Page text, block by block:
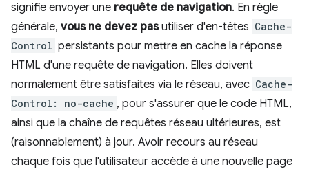
signifie envoyer une requête de navigation. En règle
générale, vous ne devez pasutiliser d'en-têtes Cache-
Control persistants pour mettre en cache la réponse
HTML d'une requête de navigation. Elles doivent
normalement être satisfaites via le réseau, avec Cache-
Control: no-cache , pour s'assurer que le code HTML,
ainsi que la chaîne de requêtes réseau ultérieures, est
(raisonnablement) à jour. Avoir recours au réseau
chaque fois que l'utilisateur accède à une nouvelle page